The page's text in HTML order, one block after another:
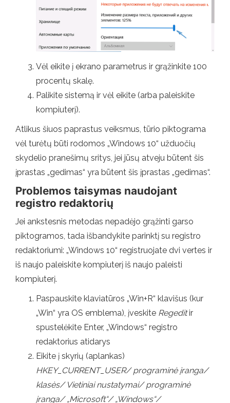
Vėl eikite į ekrano parametrus ir grąžinkite 100
procentų skalę.
Palikite sistemą ir vėl eikite (arba paleiskite
kompiuterį).
Atlikus šiuos paprastus veiksmus, tūrio piktograma
vėl turėtų būti rodomos „Windows 10“ užduočių
skydelio pranešimų sritys, jei jūsų atveju būtent šis
įprastas „gedimas“ yra būtent šis įprastas „gedimas“.
Problemos taisymas naudojant
registro redaktorių
Jei ankstesnis metodas nepadėjo grąžinti garso
piktogramos, tada išbandykite parinktį su registro
redaktoriumi: „Windows 10“ registruojate dvi vertes ir
iš naujo paleiskite kompiuterį iš naujo paleisti
kompiuterį.
Paspauskite klaviatūros „Win+R“ klavišus (kur
„Win“ yra OS emblema), įveskite Regeditir
spustelėkite Enter, „Windows“ registro
redaktorius atidarys
Eikite į skyrių (aplankas)
HKEY_CURRENT_USER/ programinė įranga/
klasės/ Vietiniai nustatymai/ programinė
įranga/ „Microsoft“/ „Windows“/